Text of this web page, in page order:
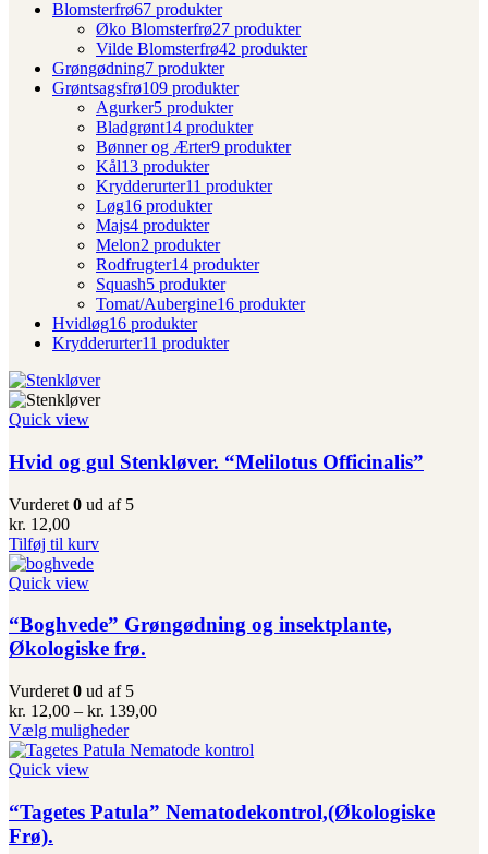
Blomsterfrø67 produkter
Øko Blomsterfrø27 produkter
Vilde Blomsterfrø42 produkter
Grøngødning7 produkter
Grøntsagsfrø109 produkter
Agurker5 produkter
Bladgrønt14 produkter
Bønner og Ærter9 produkter
Kål13 produkter
Krydderurter11 produkter
Løg16 produkter
Majs4 produkter
Melon2 produkter
Rodfrugter14 produkter
Squash5 produkter
Tomat/Aubergine16 produkter
Hvidløg16 produkter
Krydderurter11 produkter
Quick view
Hvid og gul Stenkløver. “Melilotus Officinalis”
Vurderet 0 ud af 5
kr. 12,00
Tilføj til kurv
Quick view
“Boghvede” Grøngødning og insektplante,
Økologiske frø.
Vurderet 0 ud af 5
kr. 12,00 – kr. 139,00Prisinterval:
til
Vælg mulighederDette
vare
varianter.
Mulighederne
Quick view
“Tagetes Patula” Nematodekontrol,(Økologiske
Frø).